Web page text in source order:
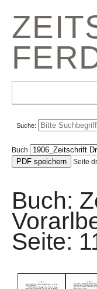
Suche:
Buch
Seite
Buch:
Seite: